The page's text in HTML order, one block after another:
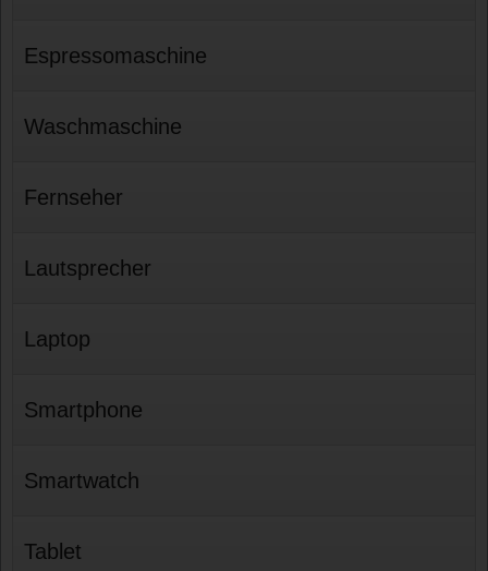
Espressomaschine
Waschmaschine
Fernseher
Lautsprecher
Laptop
Smartphone
Smartwatch
Tablet